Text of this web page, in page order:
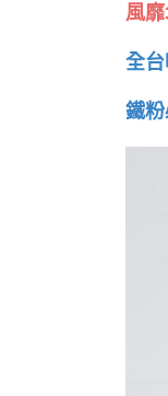
風
全
鐵